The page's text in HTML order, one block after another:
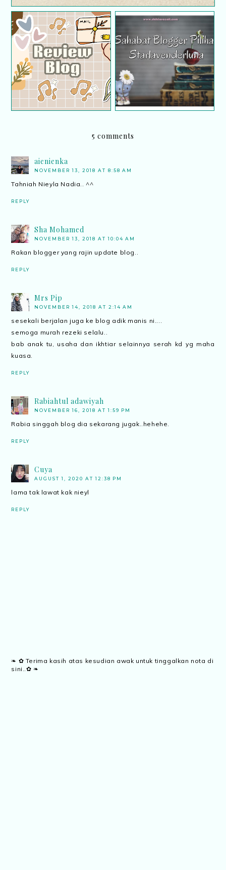
Review blog -
Camdandusler l
Pemenang Top
Commentator Bulan
Julai 2022
Sahabat blogger pilihan
Starlavenderluna :
Bonda Zahra
5 comments
aienienka
NOVEMBER 13, 2018 AT 8:58 AM
Tahniah Nieyla Nadia.. ^^
REPLY
Sha Mohamed
NOVEMBER 13, 2018 AT 10:04 AM
Rakan blogger yang rajin update blog..
REPLY
Mrs Pip
NOVEMBER 14, 2018 AT 2:14 AM
sesekali berjalan juga ke blog adik manis ni....
semoga murah rezeki selalu..
bab anak tu, usaha dan ikhtiar selainnya serah kd yg maha
kuasa.
REPLY
Rabiahtul adawiyah
NOVEMBER 16, 2018 AT 1:59 PM
Rabia singgah blog dia sekarang jugak..hehehe.
REPLY
Cuya
AUGUST 1, 2020 AT 12:38 PM
lama tak lawat kak nieyl
REPLY
❧ ✿ Terima kasih atas kesudian awak untuk tinggalkan nota di
sini..✿ ❧